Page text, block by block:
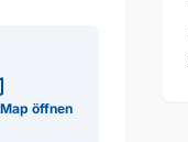
öffnen